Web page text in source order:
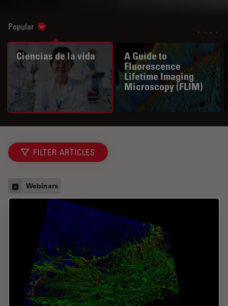
Popular Show subnavigation
Ciencias de la vida
A Guide to
Fluorescence
Lifetime Imaging
Microscopy (FLIM)
FILTER ARTICLES
Webinars